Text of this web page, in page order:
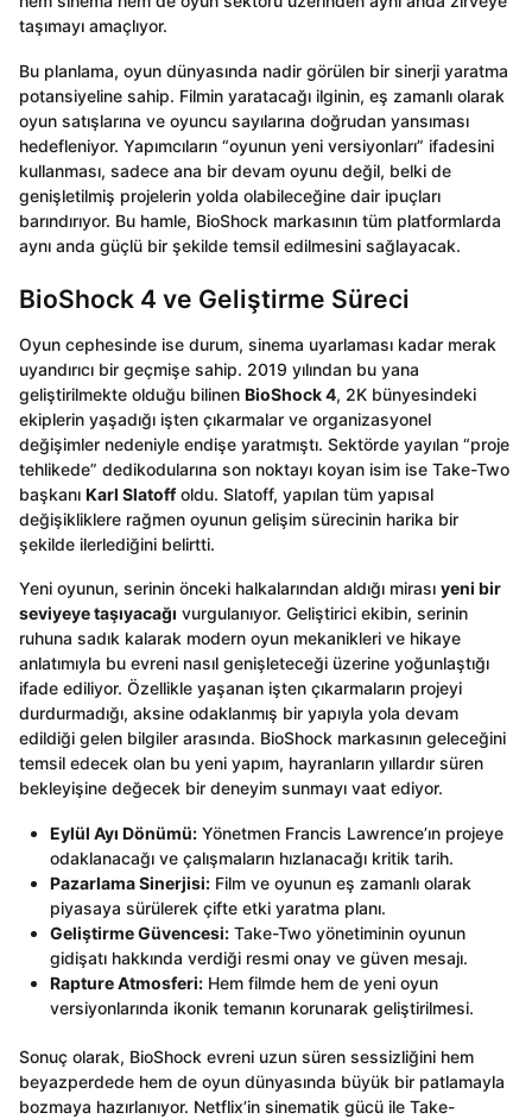
taşımayı amaçlıyor.
Bu planlama, oyun dünyasında nadir görülen bir sinerji yaratma
potansiyeline sahip. Filmin yaratacağı ilginin, eş zamanlı olarak
oyun satışlarına ve oyuncu sayılarına doğrudan yansıması
hedefleniyor. Yapımcıların “oyunun yeni versiyonları” ifadesini
kullanması, sadece ana bir devam oyunu değil, belki de
genişletilmiş projelerin yolda olabileceğine dair ipuçları
barındırıyor. Bu hamle, BioShock markasının tüm platformlarda
aynı anda güçlü bir şekilde temsil edilmesini sağlayacak.
BioShock 4 ve Geliştirme Süreci
Oyun cephesinde ise durum, sinema uyarlaması kadar merak
uyandırıcı bir geçmişe sahip. 2019 yılından bu yana
geliştirilmekte olduğu bilinen BioShock 4, 2K bünyesindeki
ekiplerin yaşadığı işten çıkarmalar ve organizasyonel
değişimler nedeniyle endişe yaratmıştı. Sektörde yayılan “proje
tehlikede” dedikodularına son noktayı koyan isim ise Take-Two
başkanı Karl Slatoffoldu. Slatoff, yapılan tüm yapısal
değişikliklere rağmen oyunun gelişim sürecinin harika bir
şekilde ilerlediğini belirtti.
Yeni oyunun, serinin önceki halkalarından aldığı mirası yeni bir
seviyeye taşıyacağı vurgulanıyor. Geliştirici ekibin, serinin
ruhuna sadık kalarak modern oyun mekanikleri ve hikaye
anlatımıyla bu evreni nasıl genişleteceği üzerine yoğunlaştığı
ifade ediliyor. Özellikle yaşanan işten çıkarmaların projeyi
durdurmadığı, aksine odaklanmış bir yapıyla yola devam
edildiği gelen bilgiler arasında. BioShock markasının geleceğini
temsil edecek olan bu yeni yapım, hayranların yıllardır süren
bekleyişine değecek bir deneyim sunmayı vaat ediyor.
Eylül Ayı Dönümü: Yönetmen Francis Lawrence’ın projeye
odaklanacağı ve çalışmaların hızlanacağı kritik tarih.
Pazarlama Sinerjisi: Film ve oyunun eş zamanlı olarak
piyasaya sürülerek çifte etki yaratma planı.
Geliştirme Güvencesi: Take-Two yönetiminin oyunun
gidişatı hakkında verdiği resmi onay ve güven mesajı.
Rapture Atmosferi: Hem filmde hem de yeni oyun
versiyonlarında ikonik temanın korunarak geliştirilmesi.
Sonuç olarak, BioShock evreni uzun süren sessizliğini hem
beyazperdede hem de oyun dünyasında büyük bir patlamayla
bozmaya hazırlanıyor. Netflix’in sinematik gücü ile Take-